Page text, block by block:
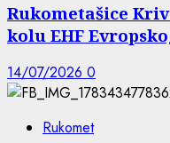
Rukometašice
kolu EHF
14/07/2026 0
Rukomet